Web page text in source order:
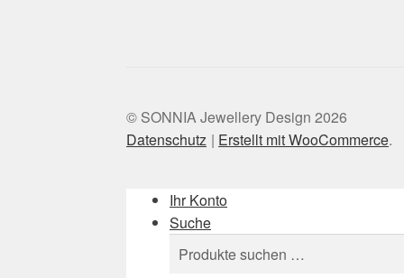
© SONNIA Jewellery Design 2026
Datenschutz
Erstellt mit WooCommerce.
Ihr Konto
Suche
Suchen
nach:
Suchen